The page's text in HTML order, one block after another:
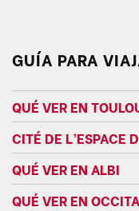
GUÍA PARA
QUÉ VER EN
CITÉ DE L’ESPACE
QUÉ VER EN ALBI
QUÉ VER EN